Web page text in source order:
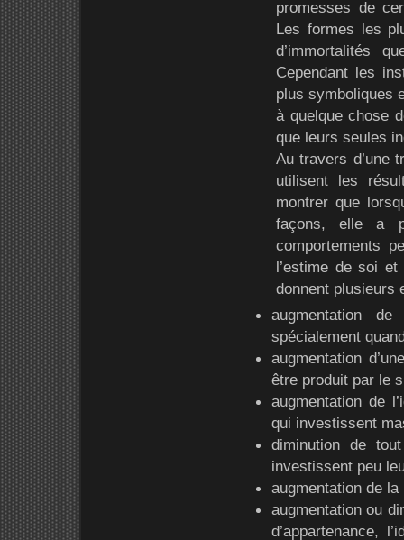
promesses de
Les formes les
d’immortalités
Cependant les
plus symboliques
à quelque chose
que leurs seules
Au travers d’une
utilisent les
montrer que
façons, elle a
comportements
l’estime de soi
donnent plusieurs
augmentation
spécialement
augmentation
être produit par le
augmentation de
qui investissent
diminution de
investissent peu
augmentation de
augmentation ou
d’appartenance,